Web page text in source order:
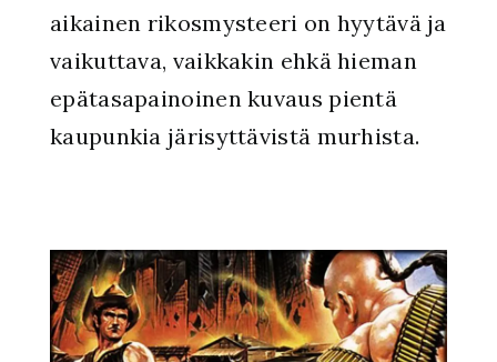
aikainen rikosmysteeri on hyytävä ja
vaikuttava, vaikkakin ehkä hieman
epätasapainoinen kuvaus pientä
kaupunkia järisyttävistä murhista.